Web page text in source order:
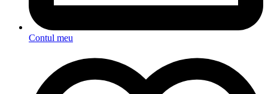
Contul meu